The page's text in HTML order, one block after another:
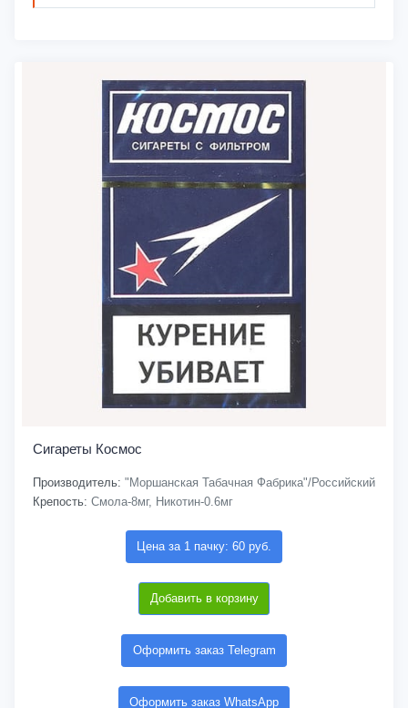
Сигареты Космос
Производитель: "Моршанская Табачная Фабрика"/Российский
Крепость: Смола-8мг, Никотин-0.6мг
Цена за 1 пачку: 60 руб.
Добавить в корзину
Оформить заказ Telegram
Оформить заказ WhatsApp